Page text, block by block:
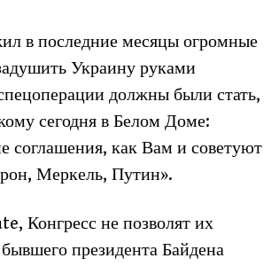
в последние месяцы огромные
Украину руками
должны были стать,
сегодня в Белом Доме:
соглашения, как Вам и советуют
Меркель, Путин».
Конгресс не позволят их
президента Байдена